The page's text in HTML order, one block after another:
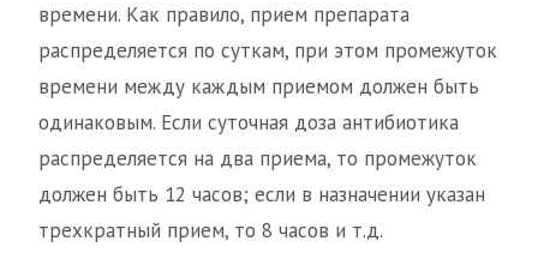
времени. Как правило, прием препарата
распределяется по суткам, при этом промежуток
времени между каждым приемом должен быть
одинаковым. Если суточная доза антибиотика
распределяется на два приема, то промежуток
должен быть 12 часов; если в назначении указан
трехкратный прием, то 8 часов и т.д.